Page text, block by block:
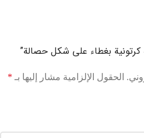
كرتونية بغطاء على شكل حصالة”
الحقول الإلزامية مشار إليها بـ *